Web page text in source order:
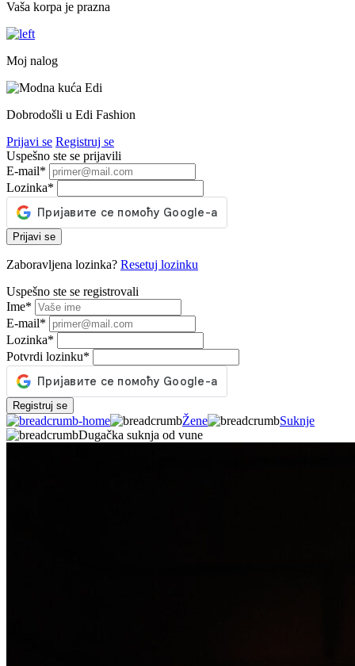
Vaša korpa je prazna
Moj nalog
Dobrodošli u Edi Fashion
Prijavi se Registruj se
Uspešno ste se prijavili
E-mail*
Lozinka*
Prijavi se
Zaboravljena lozinka? Resetuj lozinku
Uspešno ste se registrovali
Ime*
E-mail*
Lozinka*
Potvrdi lozinku*
Registruj se
Žene
Suknje
Dugačka suknja od vune